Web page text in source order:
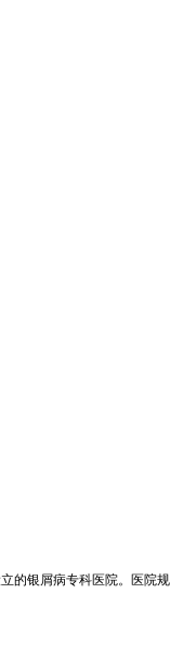
的银屑病专科医院。医院